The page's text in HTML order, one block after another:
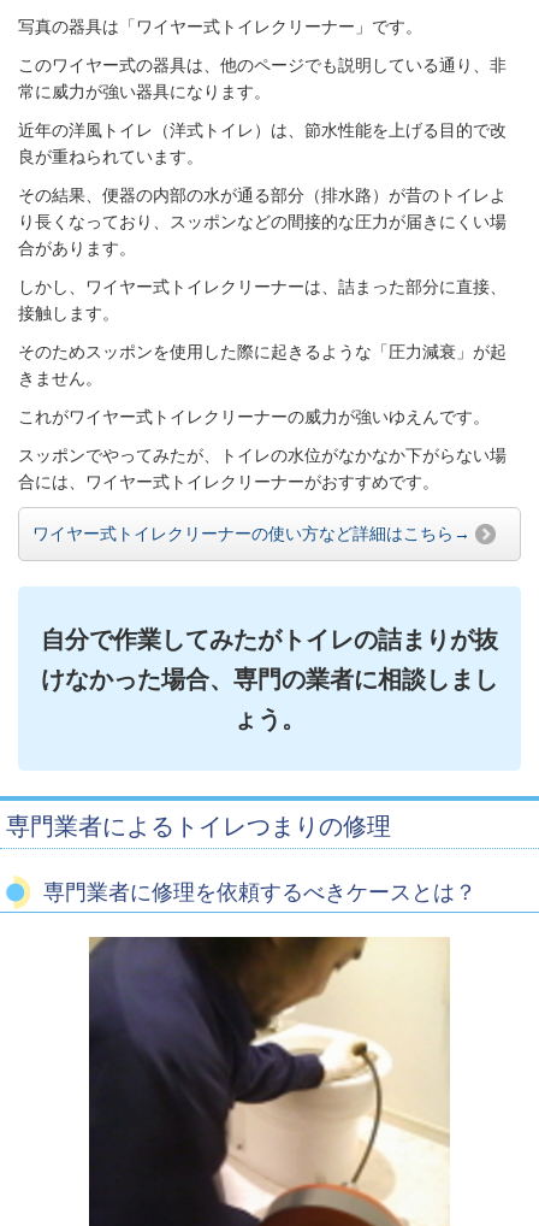
写真の器具は「ワイヤー式トイレクリーナー」です。
このワイヤー式の器具は、他のページでも説明している通り、非
常に威力が強い器具になります。
近年の洋風トイレ（洋式トイレ）は、節水性能を上げる目的で改
良が重ねられています。
その結果、便器の内部の水が通る部分（排水路）が昔のトイレよ
り長くなっており、スッポンなどの間接的な圧力が届きにくい場
合があります。
しかし、ワイヤー式トイレクリーナーは、詰まった部分に直接、
接触します。
そのためスッポンを使用した際に起きるような「圧力減衰」が起
きません。
これがワイヤー式トイレクリーナーの威力が強いゆえんです。
スッポンでやってみたが、トイレの水位がなかなか下がらない場
合には、ワイヤー式トイレクリーナーがおすすめです。
ワイヤー式トイレクリーナーの使い方など詳細はこちら→
自分で作業してみたがトイレの詰まりが抜
けなかった場合、専門の業者に相談しまし
ょう。
専門業者によるトイレつまりの修理
専門業者に修理を依頼するべきケースとは？